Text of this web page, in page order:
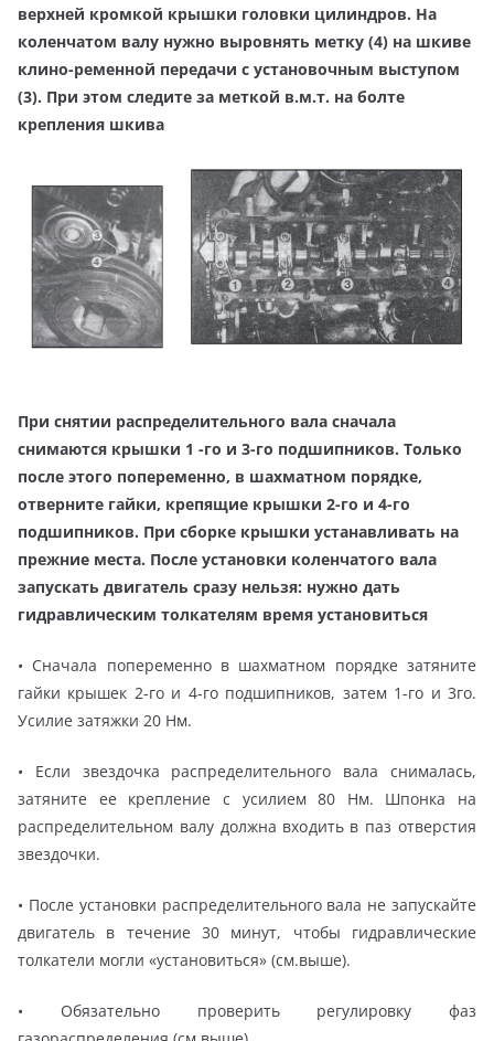
верхней кромкой крышки головки цилиндров. На
коленчатом валу нужно выровнять метку (4) на шкиве
клино-ременной передачи с установочным выступом
(3). При этом следите за меткой в.м.т. на болте
крепления шкива
При снятии распределительного вала сначала
снимаются крышки 1 -го и 3-го подшипников. Только
после этого попеременно, в шахматном порядке,
отверните гайки, крепящие крышки 2-го и 4-го
подшипников. При сборке крышки устанавливать на
прежние места. После установки коленчатого вала
запускать двигатель сразу нельзя: нужно дать
гидравлическим толкателям время установиться
• Сначала попеременно в шахматном порядке затяните
гайки крышек 2-го и 4-го подшипников, затем 1-го и 3го.
Усилие затяжки 20 Нм.
• Если звездочка распределительного вала снималась,
затяните ее крепление с усилием 80 Нм. Шпонка на
распределительном валу должна входить в паз отверстия
звездочки.
• После установки распределительного вала не запускайте
двигатель в течение 30 минут, чтобы гидравлические
толкатели могли «установиться» (см.выше).
• Обязательно проверить регулировку фаз